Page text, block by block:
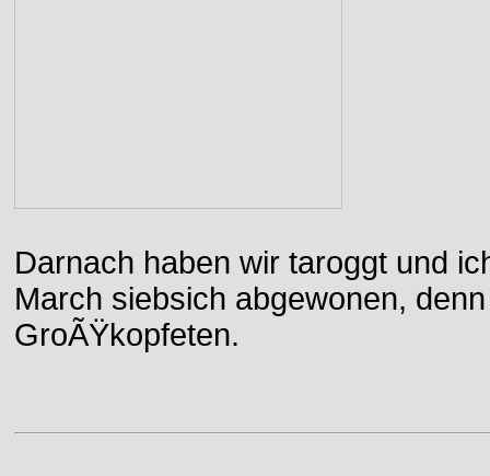
Darnach haben wir taroggt und
March siebsich abgewonen,
GroÃŸkopfeten.